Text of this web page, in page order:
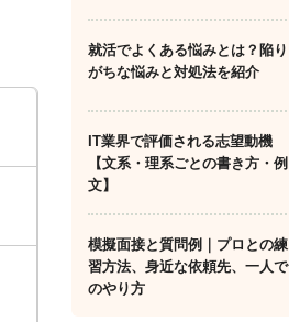
就活でよくある悩みとは？陥り
がちな悩みと対処法を紹介
IT業界で評価される志望動機
【文系・理系ごとの書き方・例
文】
模擬面接と質問例｜プロとの練
習方法、身近な依頼先、一人で
のやり方